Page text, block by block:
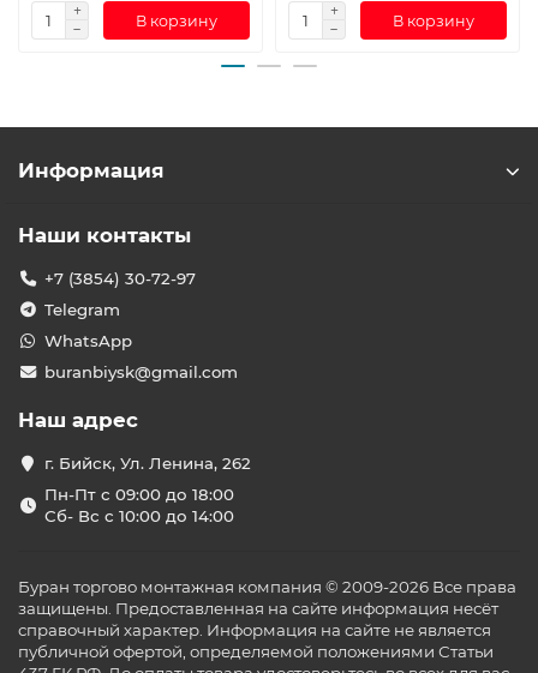
В корзину В корзину
Информация
Наши контакты
+7 (3854) 30-72-97
Telegram
WhatsApp
buranbiysk@gmail.com
Наш адрес
г. Бийск, Ул. Ленина, 262
Пн-Пт с 09:00 до 18:00
Сб- Вс с 10:00 до 14:00
Буран торгово монтажная компания © 2009-2026 Все права
защищены. Предоставленная на сайте информация несёт
справочный характер. Информация на сайте не является
публичной офертой, определяемой положениями Статьи